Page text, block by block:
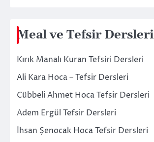
Meal ve Tefsir Dersleri
Kırık Manalı Kuran Tefsiri Dersleri
Ali Kara Hoca – Tefsir Dersleri
Cübbeli Ahmet Hoca Tefsir Dersleri
Adem Ergül Tefsir Dersleri
İhsan Şenocak Hoca Tefsir Dersleri